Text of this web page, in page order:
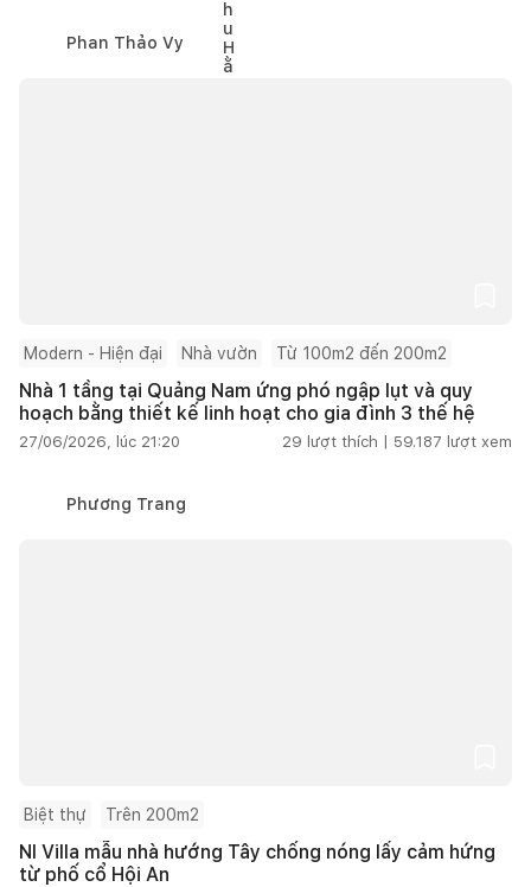
Phan Thảo Vy
Modern - Hiện đại Nhà vườn Từ 100m2 đến 200m2
Nhà 1 tầng tại Quảng Nam ứng phó ngập lụt và quy
hoạch bằng thiết kế linh hoạt cho gia đình 3 thế hệ
27/06/2026, lúc 21:20 29 lượt thích | 59.187 lượt xem
Phương Trang
Biệt thự Trên 200m2
NI Villa mẫu nhà hướng Tây chống nóng lấy cảm hứng
từ phố cổ Hội An